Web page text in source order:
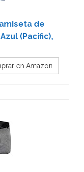
de
(Pacific),
en Amazon